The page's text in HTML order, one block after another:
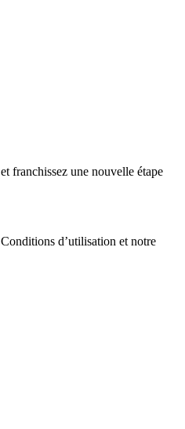
franchissez une nouvelle étape
d’utilisation et notre